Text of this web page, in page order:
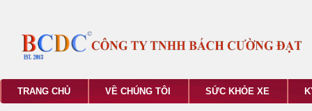
TRANG CHỦ VỀ CHÚNG TÔI SỨC KHỎE XE